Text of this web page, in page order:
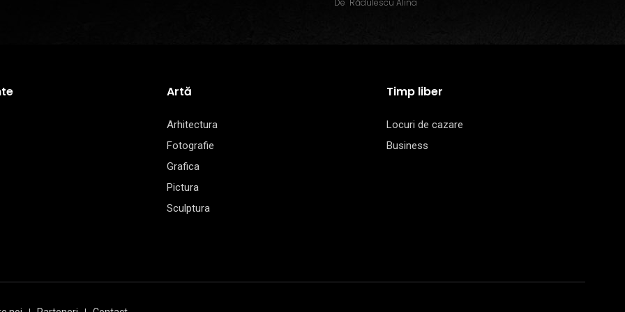
De Rădulescu Alina
Artă
Arhitectura
Fotografie
Grafica
Pictura
Sculptura
Timp liber
Locuri de cazare
Business